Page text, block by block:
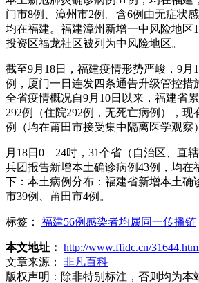
门市8例、漳州市2例。含6例由无症状
均在福建。福建漳州新增一中风险地区
投资区福龙社区被列为中风险地区。
截至9月18日，福建疫情形势严峻，9月
例，厦门一日连发四条通告升级管控措
全省疫情概况自9月10日以来，福建省
292例（住院292例，无死亡病例），现
例（均在莆田市接受集中隔离医学观察
月18日0—24时，31个省（自治区、直
兵团报告新增本土确诊病例43例，均在
下：本土病例分布：福建省新增本土确
市39例、莆田市4例。
标签： 福建56例感染者均属同一传播链
本文地址： http://www.ffidc.cn/
文章来源：
非凡百科
版权声明： 除非特别标注，否则均为本